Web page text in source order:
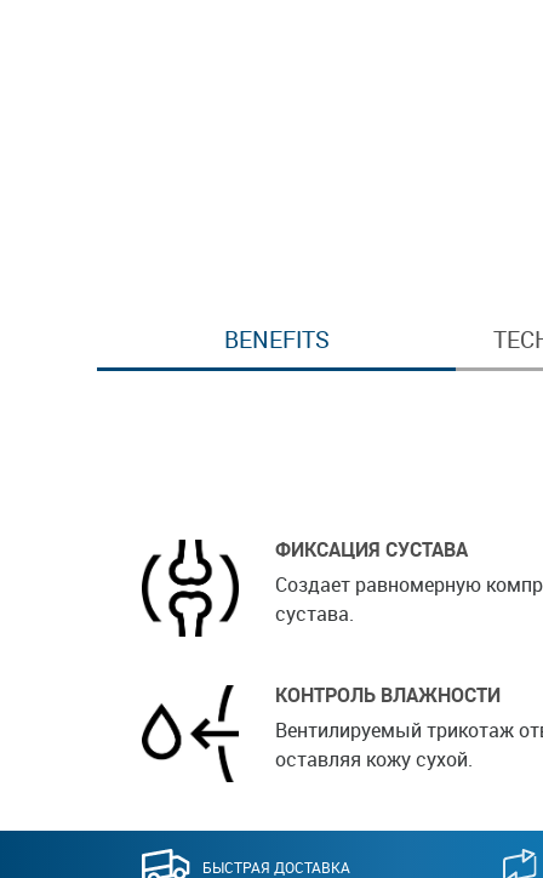
BENEFITS
ФИКСАЦИЯ СУСТАВА
Создает равномерную
сустава.
КОНТРОЛЬ ВЛАЖНОСТИ
Вентилируемый трикотаж
оставляя кожу сухой.
БЫСТРАЯ ДОСТАВКА